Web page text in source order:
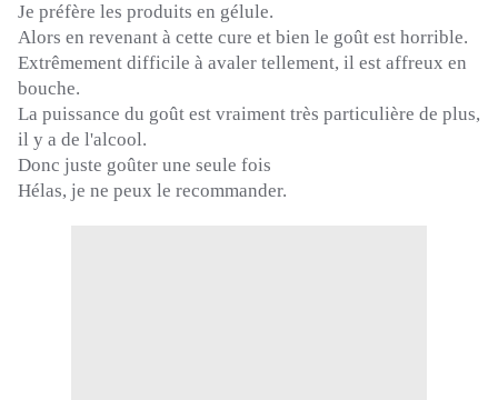
Je préfère les produits en gélule.
Alors en revenant à cette cure et bien le goût est horrible.
Extrêmement difficile à avaler tellement, il est affreux en
bouche.
La puissance du goût est vraiment très particulière de plus,
il y a de l'alcool.
Donc juste goûter une seule fois
Hélas, je ne peux le recommander.